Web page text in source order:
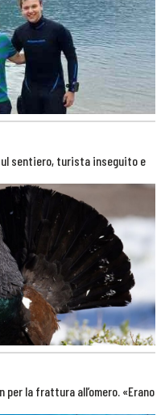
sentiero, turista inseguito e
per la frattura all’omero. «Erano